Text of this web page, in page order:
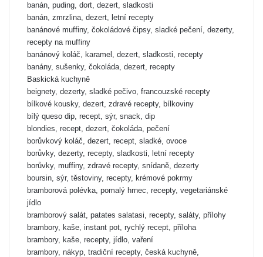
banán, puding, dort, dezert, sladkosti
banán, zmrzlina, dezert, letní recepty
banánové muffiny, čokoládové čipsy, sladké pečení, dezerty,
recepty na muffiny
banánový koláč, karamel, dezert, sladkosti, recepty
banány, sušenky, čokoláda, dezert, recepty
Baskická kuchyně
beignety, dezerty, sladké pečivo, francouzské recepty
bílkové kousky, dezert, zdravé recepty, bílkoviny
bílý queso dip, recept, sýr, snack, dip
blondies, recept, dezert, čokoláda, pečení
borůvkový koláč, dezert, recept, sladké, ovoce
borůvky, dezerty, recepty, sladkosti, letní recepty
borůvky, muffiny, zdravé recepty, snídaně, dezerty
boursin, sýr, těstoviny, recepty, krémové pokrmy
bramborová polévka, pomalý hrnec, recepty, vegetariánské
jídlo
bramborový salát, patates salatasi, recepty, saláty, přílohy
brambory, kaše, instant pot, rychlý recept, příloha
brambory, kaše, recepty, jídlo, vaření
brambory, nákyp, tradiční recepty, česká kuchyně,